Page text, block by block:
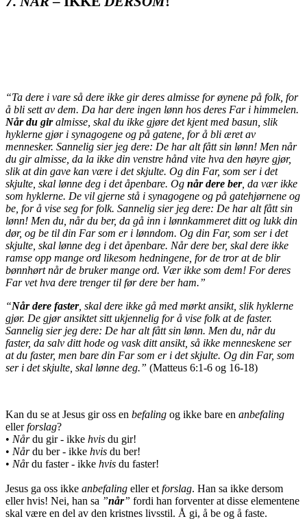
“Ta dere i vare så dere ikke gir deres almisse for øynene på folk, for
å bli sett av dem. Da har dere ingen lønn hos deres Far i himmelen.
Når du giralmisse, skal du ikke gjøre det kjent med basun, slik
hyklerne gjør i synagogene og på gatene, for å bli æret av
mennesker. Sannelig sier jeg dere: De har alt fått sin lønn! Men når
du gir almisse, da la ikke din venstre hånd vite hva den høyre gjør,
slik at din gave kan være i det skjulte. Og din Far, som ser i det
skjulte, skal lønne deg i det åpenbare. Og når dere ber, da vær ikke
som hyklerne. De vil gjerne stå i synagogene og på gatehjørnene og
be, for å vise seg for folk. Sannelig sier jeg dere: De har alt fått sin
lønn! Men du, når du ber, da gå inn i lønnkammeret ditt og lukk din
dør, og be til din Far som er i lønndom. Og din Far, som ser i det
skjulte, skal lønne deg i det åpenbare. Når dere ber, skal dere ikke
ramse opp mange ord likesom hedningene, for de tror at de blir
bønnhørt når de bruker mange ord. Vær ikke som dem! For deres
Far vet hva dere trenger til før dere ber ham.”
“Når dere faster, skal dere ikke gå med mørkt ansikt, slik hyklerne
gjør. De gjør ansiktet sitt ukjennelig for å vise folk at de faster.
Sannelig sier jeg dere: De har alt fått sin lønn. Men du, når du
faster, da salv ditt hode og vask ditt ansikt, så ikke menneskene ser
at du faster, men bare din Far som er i det skjulte. Og din Far, som
ser i det skjulte, skal lønne deg.” (Matteus 6:1-6 og 16-18)
Kan du se at Jesus gir oss en befaling og ikke bare en anbefaling
ellerforslag?
• Nårdu gir - ikke hvis du gir!
• Nårdu ber - ikke hvis du ber!
• Når du faster - ikke hvis du faster!
Jesus ga oss ikke anbefaling eller et forslag. Han sa ikke dersom
eller hvis! Nei, han sa ”når” fordi han forventer at disse elementene
skal være en del av den kristnes livsstil. Å gi, å be og å faste.